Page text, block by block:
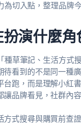
切入點，整理品牌
演什麼角
草筆記、生活方式
看到的不是同一種
跑，而是理解小紅
品牌看見，社群內
方式搜尋與購買前查證